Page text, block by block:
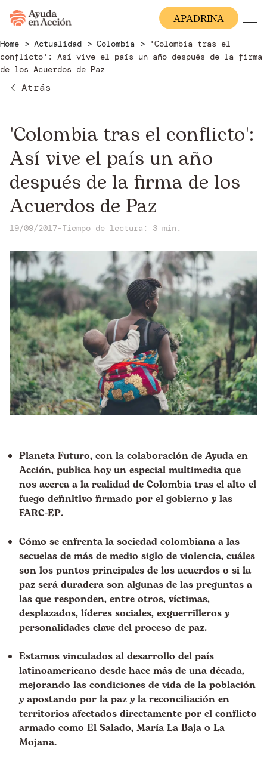
APADRINA
Home Actualidad Colombia
'Colombia tras el
conflicto': Así vive el país un año después de la firma
de los Acuerdos de Paz
Atrás
'Colombia tras el conflicto':
Así vive el país un año
después de la firma de los
Acuerdos de Paz
19/09/2017-Tiempo de lectura: 3 min.
Planeta Futuro, con la colaboración de Ayuda en
Acción, publica hoy un especial multimediaque
nos acerca a la realidad de Colombia tras el alto el
fuego definitivo firmado por el gobierno y las
FARC-EP.
Cómo se enfrenta la sociedad colombiana a las
secuelas de más de medio siglo de violencia, cuáles
son los puntos principales de los acuerdos o si la
paz será duradera son algunas de las preguntas a
las que responden, entre otros, víctimas,
desplazados, líderes sociales, exguerrilleros y
personalidades clave del proceso de paz.
Estamos vinculados al desarrollo del país
latinoamericano desde hace más de una década,
mejorando las condiciones de vida de la población
y apostando por la paz y la reconciliación en
territorios afectados directamente por el conflicto
armado como El Salado, María La Baja o La
Mojana.